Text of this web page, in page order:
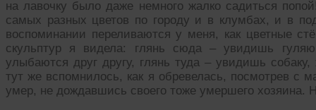
на лавочку было даже немного жалко садиться
самых разных цветов по городу и в клумбах, и в
воспоминании переливаются у меня, как цветные
скульптур я видела: глянь сюда – увидишь
улыбаются друг другу, глянь туда – увидишь
тут же вспомнилось, как я обревелась, посмотрев с
умер, не дождавшись своего тоже умершего хозяина.